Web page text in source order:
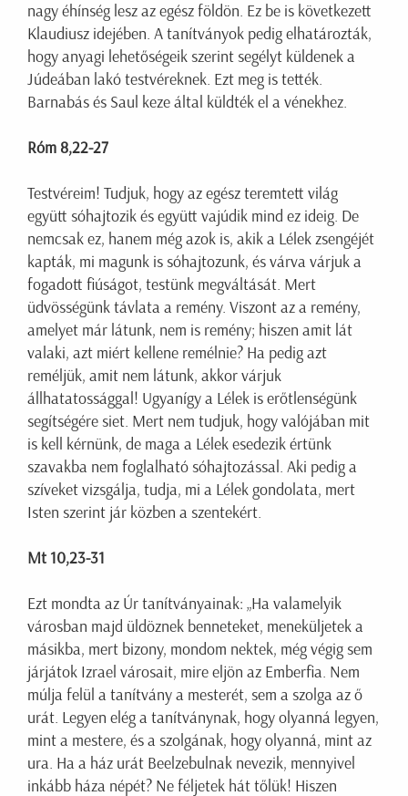
nagy éhínség lesz az egész földön. Ez be is következett
Klaudiusz idejében. A tanítványok pedig elhatározták,
hogy anyagi lehetőségeik szerint segélyt küldenek a
Júdeában lakó testvéreknek. Ezt meg is tették.
Barnabás és Saul keze által küldték el a vénekhez.
Róm 8,22-27
Testvéreim! Tudjuk, hogy az egész teremtett világ
együtt sóhajtozik és együtt vajúdik mind ez ideig. De
nemcsak ez, hanem még azok is, akik a Lélek zsengéjét
kapták, mi magunk is sóhajtozunk, és várva várjuk a
fogadott fiúságot, testünk megváltását. Mert
üdvösségünk távlata a remény. Viszont az a remény,
amelyet már látunk, nem is remény; hiszen amit lát
valaki, azt miért kellene remélnie? Ha pedig azt
reméljük, amit nem látunk, akkor várjuk
állhatatossággal! Ugyanígy a Lélek is erőtlenségünk
segítségére siet. Mert nem tudjuk, hogy valójában mit
is kell kérnünk, de maga a Lélek esedezik értünk
szavakba nem foglalható sóhajtozással. Aki pedig a
szíveket vizsgálja, tudja, mi a Lélek gondolata, mert
Isten szerint jár közben a szentekért.
Mt 10,23-31
Ezt mondta az Úr tanítványainak: „Ha valamelyik
városban majd üldöznek benneteket, meneküljetek a
másikba, mert bizony, mondom nektek, még végig sem
járjátok Izrael városait, mire eljön az Emberfia. Nem
múlja felül a tanítvány a mesterét, sem a szolga az ő
urát. Legyen elég a tanítványnak, hogy olyanná legyen,
mint a mestere, és a szolgának, hogy olyanná, mint az
ura. Ha a ház urát Beelzebulnak nevezik, mennyivel
inkább háza népét? Ne féljetek hát tőlük! Hiszen